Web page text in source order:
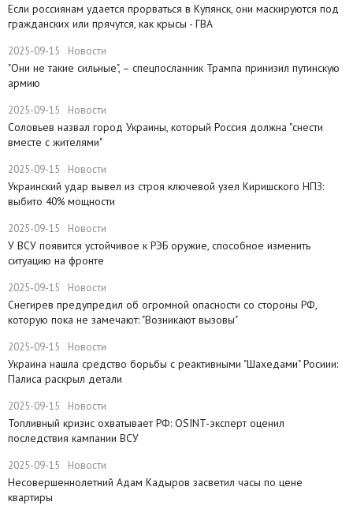
Если россиянам удается прорваться в Купянск, они маскируются под
гражданских или прячутся, как крысы - ГВА
2025-09-15 Новости
"Они не такие сильные", – спецпосланник Трампа принизил путинскую
армию
2025-09-15 Новости
Соловьев назвал город Украины, который Россия должна "снести
вместе с жителями"
2025-09-15 Новости
​Украинский удар вывел из строя ключевой узел Киришского НПЗ:
выбито 40% мощности
2025-09-15 Новости
У ВСУ появится устойчивое к РЭБ оружие, способное изменить
ситуацию на фронте
2025-09-15 Новости
Снегирев предупредил об огромной опасности со стороны РФ,
которую пока не замечают: "Возникают вызовы"
2025-09-15 Новости
​Украина нашла средство борьбы с реактивными "Шахедами" Росиии:
Палиса раскрыл детали
2025-09-15 Новости
​Топливный кризис охватывает РФ: OSINT-эксперт оценил
последствия кампании ВСУ
2025-09-15 Новости
Несовершеннолетний Адам Кадыров засветил часы по цене
квартиры